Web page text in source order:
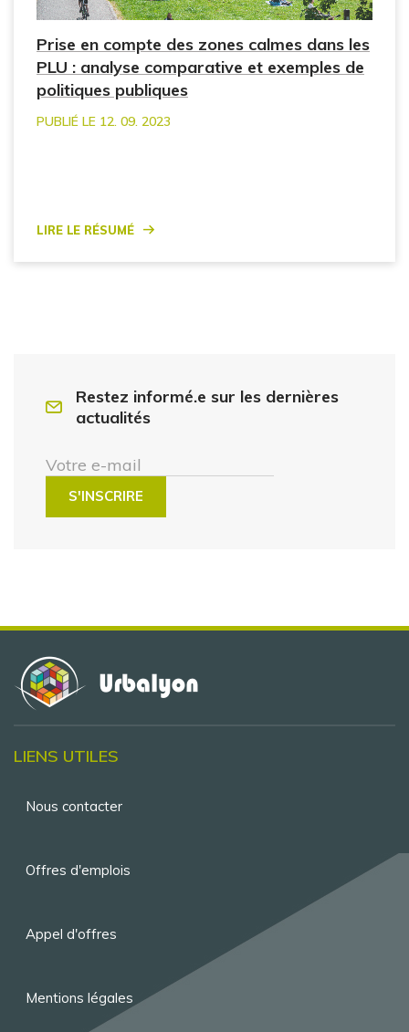
Prise en compte des zones calmes dans les
PLU : analyse comparative et exemples de
politiques publiques
PUBLIÉ LE 12. 09. 2023
Lire le résumé
Restez informé.e sur les dernières
actualités
Votre e-mail
LIENS UTILES
Menu
de
Nous contacter
Offres d'emplois
Appel d'offres
Mentions légales